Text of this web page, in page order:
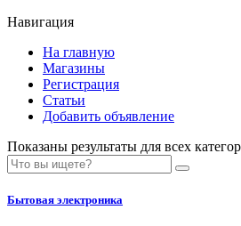
Навигация
На главную
Магазины
Регистрация
Статьи
Добавить объявление
Показаны результаты для всех
Бытовая электроника